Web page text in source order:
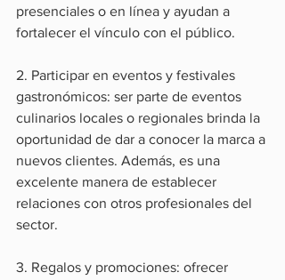
presenciales o en línea y ayudan a
fortalecer el vínculo con el público.
2. Participar en eventos y festivales
gastronómicos: ser parte de eventos
culinarios locales o regionales brinda la
oportunidad de dar a conocer la marca a
nuevos clientes. Además, es una
excelente manera de establecer
relaciones con otros profesionales del
sector.
3. Regalos y promociones: ofrecer